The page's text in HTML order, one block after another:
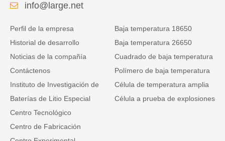
info@large.net
Perfil de la empresa
Historial de desarrollo
Noticias de la compañía
Contáctenos
Instituto de Investigación de
Baterías de Litio Especial
Centro Tecnológico
Centro de Fabricación
Baja temperatura 18650
Baja temperatura 26650
Cuadrado de baja temperatura
Polímero de baja temperatura
Célula de temperatura amplia
Célula a prueba de explosiones